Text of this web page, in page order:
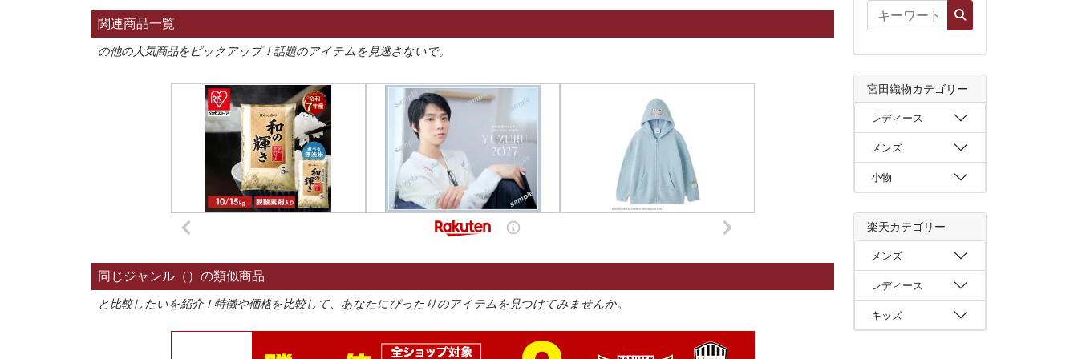
関連商品一覧
の他の人気商品をピックアップ！話題のアイテムを見逃さないで。
同じジャンル（）の類似商品
と比較したいを紹介！特徴や価格を比較して、あなたにぴったりのアイテムを見つけてみませんか。
宮田織物カテゴリー
レディース
メンズ
小物
楽天カテゴリー
メンズ
レディース
キッズ